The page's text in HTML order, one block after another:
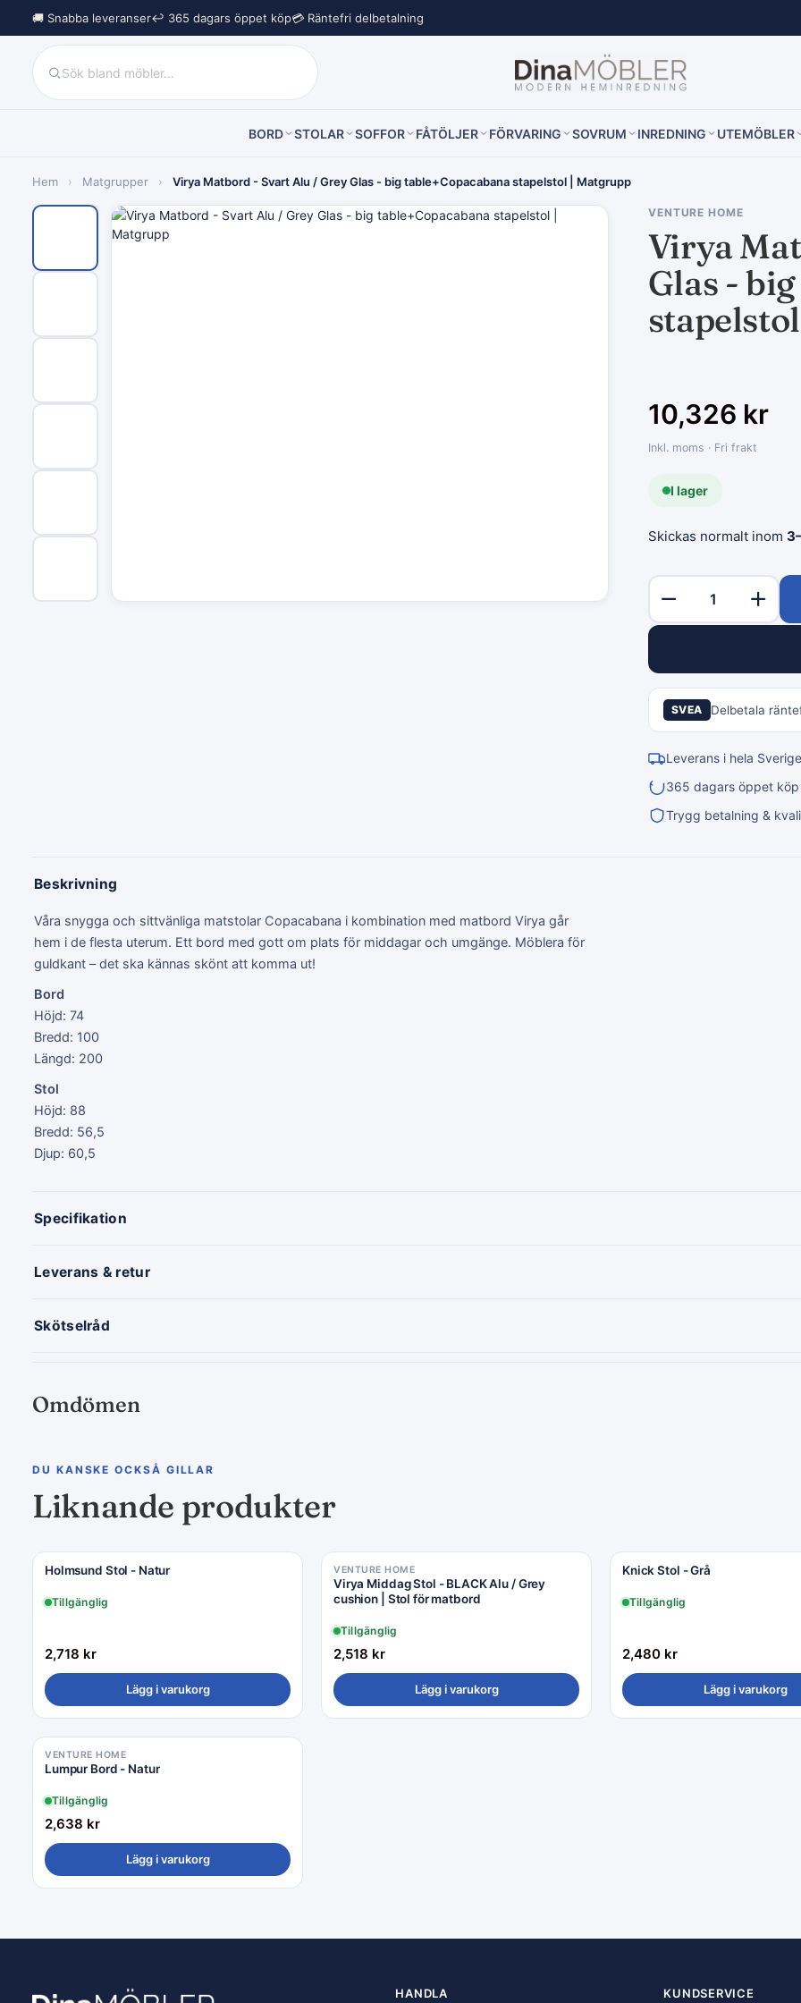
🚚 Snabba leveranser↩︎ 365 dagars öppet köp💳 Räntefri delbetalning
BORD STOLAR SOFFOR FÅTÖLJER FÖRVARING SOVRUM INREDNING UTEMÖBLER
Hem › Matgrupper › Virya Matbord - Svart Alu / Grey Glas - big table+Copacabana stapelstol | Matgrupp
VENTURE HOME
Virya
Glas -
10,326 kr
Inkl. moms · Fri frakt
I lager
Skickas normalt inom
SVEA Delbetala
Leverans i hela Sverige
365 dagars öppet
Trygg betalning &
Beskrivning
Våra snygga och sittvänliga matstolar Copacabana i kombination med matbord Virya går
hem i de flesta uterum. Ett bord med gott om plats för middagar och umgänge. Möblera för
guldkant – det ska kännas skönt att komma ut!
Bord
Höjd: 74
Bredd: 100
Längd: 200
Stol
Höjd: 88
Bredd: 56,5
Djup: 60,5
Specifikation
Leverans & retur
Skötselråd
Omdömen
DU KANSKE OCKSÅ GILLAR
Liknande produkter
Holmsund Stol - Natur
Tillgänglig
2,718 kr
Lägg i varukorg
VENTURE HOME
Virya Middag Stol - BLACK Alu / Grey
cushion | Stol för matbord
Tillgänglig
2,518 kr
Lägg i varukorg
Knick Stol - Grå
Tillgänglig
2,480 kr
Lägg i varukorg
VENTURE HOME
Lumpur Bord - Natur
Tillgänglig
2,638 kr
Lägg i varukorg
HANDLA KUNDSERVICE